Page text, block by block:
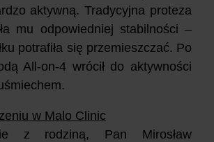
aktywną. Tradycyjna proteza
mu odpowiedniej stabilności –
potrafiła się przemieszczać. Po
All-on-4 wrócił do aktywności
w Malo Clinic
z rodziną, Pan Mirosław